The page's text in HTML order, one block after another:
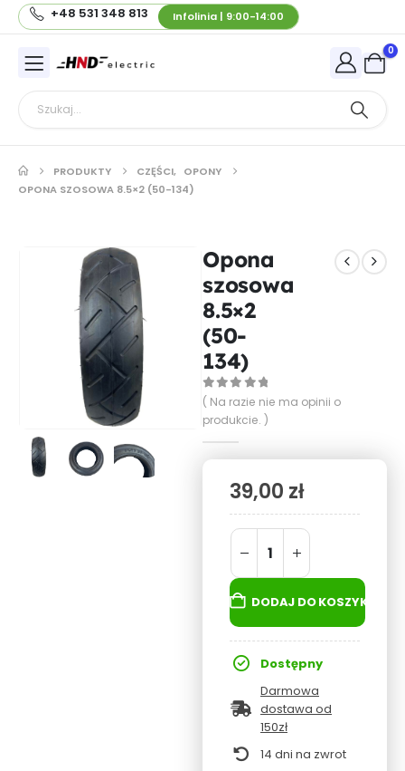
+48 531 348 813 Infolinia | 9:00-14:00
0
PRODUKTY CZĘŚCI, OPONY
OPONA SZOSOWA 8.5×2 (50-134)
Opona
szosowa
8.5×2
(50-
134)
0out of 5
( Na razie nie ma opinii o
produkcie. )
39,00 zł
DODAJ DO KOSZYKA
Dostępny
Darmowa
dostawa od
150zł
14 dni na zwrot